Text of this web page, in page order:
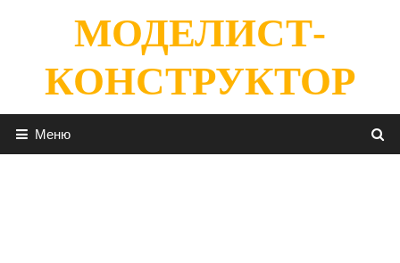
содержимомуМОДЕЛИСТ-
КОНСТРУКТОР
Меню